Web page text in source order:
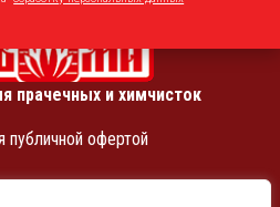
прачечных и химчисток
публичной офертой